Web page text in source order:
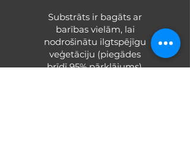
Substrāts ir bagāts ar
barības vielām, lai
nodrošinātu ilgtspējīgu
veģetāciju (piegādes
brīdī 95% pārklājums).